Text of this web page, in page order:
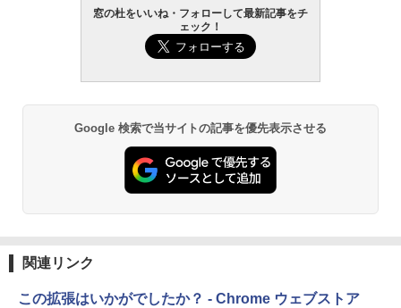
窓の杜をいいね・フォローして最新記事をチ
ェック！
Google 検索で当サイトの記事を優先表示させる
関連リンク
この拡張はいかがでしたか？ - Chrome ウェブストア